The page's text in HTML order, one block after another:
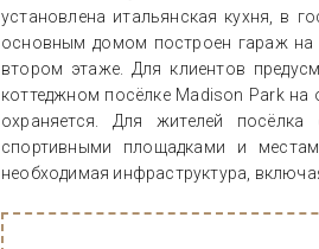
установлена итальянская кухня, в
основным домом построен гараж на
втором этаже. Для клиентов
коттеджном посёлке Madison Park на
охраняется. Для жителей
спортивными площадками и
необходимая инфраструктура,